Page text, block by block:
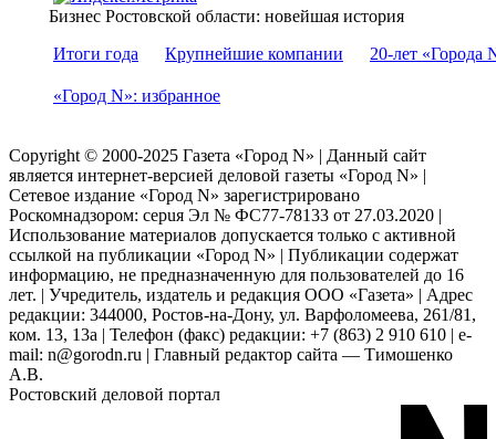
Бизнес Ростовской области: новейшая история
Итоги года
Крупнейшие компании 20-лет «Города
«Город N»: избранное
Copyright © 2000-2025 Газета «Город N» | Данный сайт
является интернет-версией деловой газеты «Город N» |
Сетевое издание «Город N» зарегистрировано
Роскомнадзором: серuя Эл № ФС77-78133 от 27.03.2020 |
Использование материалов допускается только с активной
ссылкой на публикации «Город N» | Публикации содержат
информацию, не предназначенную для пользователей до 16
лет. | Учредитель, издатель и редакция ООО «Газета» | Адрес
редакции: 344000, Ростов-на-Дону, ул. Варфоломеева, 261/81,
ком. 13, 13а | Телефон (факс) редакции: +7 (863) 2 910 610 | e-
mail: n@gorodn.ru | Главный редактор сайта — Тимошенко
А.В.
Ростовский деловой портал